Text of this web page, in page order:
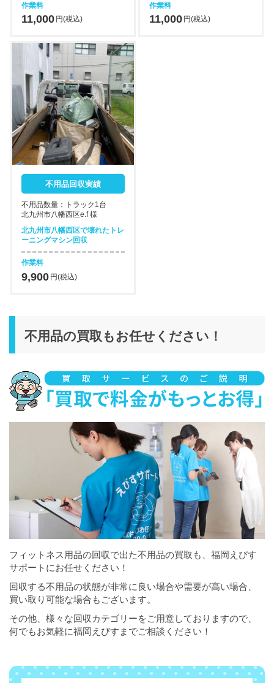
作業料
11,000 円(税込)
作業料
11,000 円(税込)
不用品回収実績
不用品数量：トラック1台
北九州市八幡西区e.f 様
北九州市八幡西区で壊れたトレ
ーニングマシン回収
作業料
9,900 円(税込)
不用品の買取もお任せください！
フィットネス用品の回収で出た不用品の買取も、福岡えびす
サポートにお任せください！
回収する不用品の状態が非常に良い場合や需要が高い場合、
買い取り可能な場合もございます。
その他、様々な回収カテゴリーをご用意しておりますので、
何でもお気軽に福岡えびすまでご相談ください！